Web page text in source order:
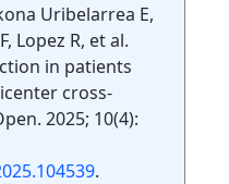
Uribelarrea E,
Lopez R, et al.
in patients
cross-
2025; 10(4):
.